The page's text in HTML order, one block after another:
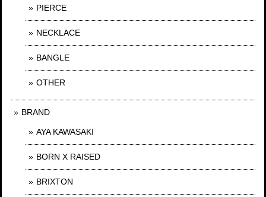
PIERCE
NECKLACE
BANGLE
OTHER
BRAND
AYA KAWASAKI
BORN X RAISED
BRIXTON